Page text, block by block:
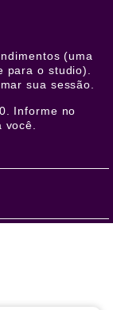
(uma
para o studio).
sua sessão.
Informe no